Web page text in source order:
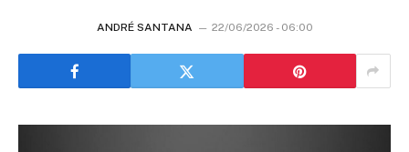
ANDRÉ SANTANA 22/06/2026 - 06:00